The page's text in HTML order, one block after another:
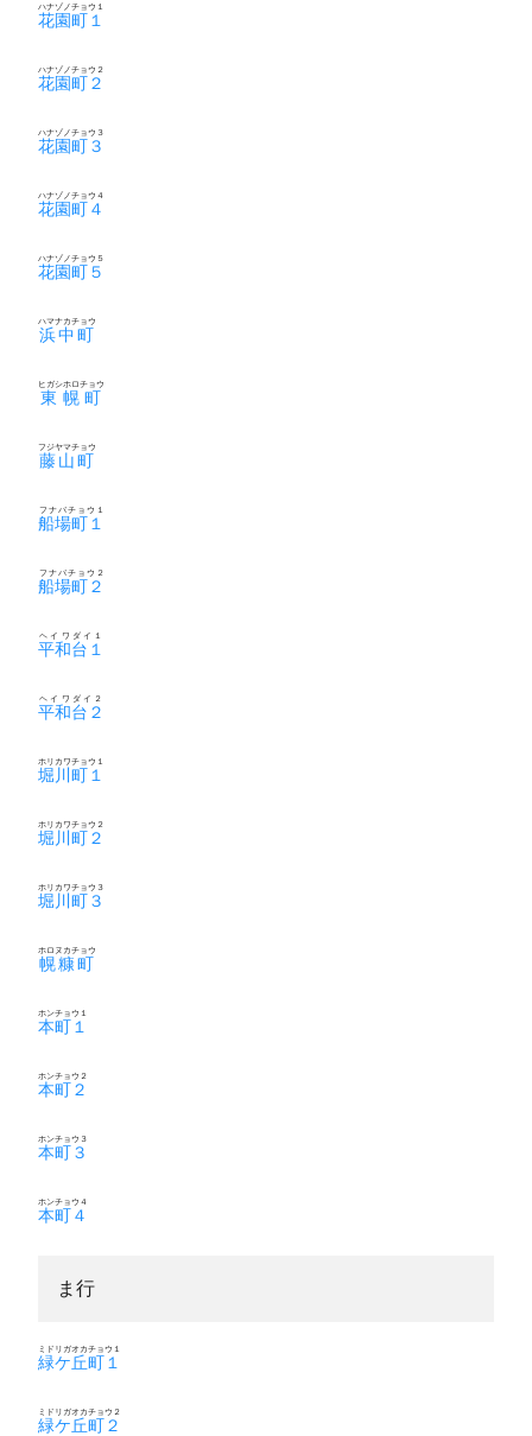
花園町１
ハナゾノチョウ１
花園町２
ハナゾノチョウ２
花園町３
ハナゾノチョウ３
花園町４
ハナゾノチョウ４
花園町５
ハナゾノチョウ５
浜中町
ハマナカチョウ
東幌町
ヒガシホロチョウ
藤山町
フジヤマチョウ
船場町１
フナバチョウ１
船場町２
フナバチョウ２
平和台１
ヘイワダイ１
平和台２
ヘイワダイ２
堀川町１
ホリカワチョウ１
堀川町２
ホリカワチョウ２
堀川町３
ホリカワチョウ３
幌糠町
ホロヌカチョウ
本町１
ホンチョウ１
本町２
ホンチョウ２
本町３
ホンチョウ３
本町４
ホンチョウ４
ま行
緑ケ丘町１
ミドリガオカチョウ１
緑ケ丘町２
ミドリガオカチョウ２